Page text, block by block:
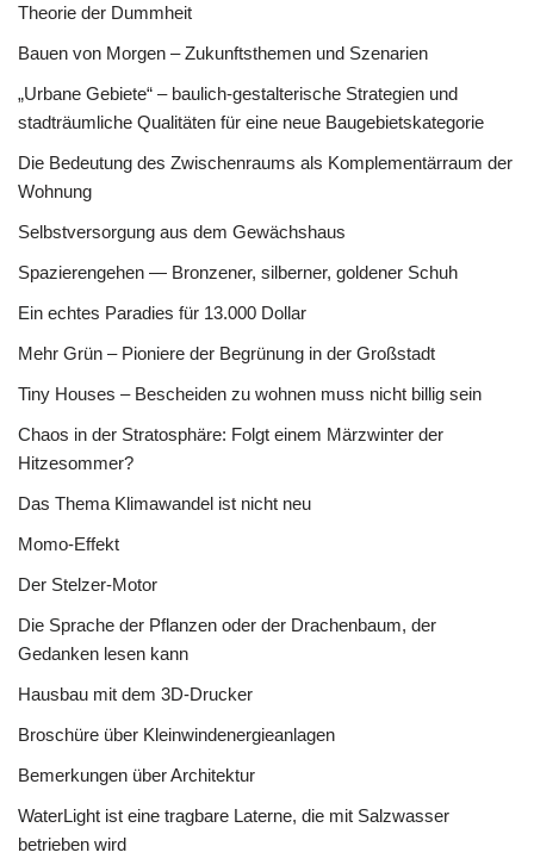
Theorie der Dummheit
Bauen von Morgen – Zukunftsthemen und Szenarien
„Urbane Gebiete“ – baulich-gestalterische Strategien und
stadträumliche Qualitäten für eine neue Baugebietskategorie
Die Bedeutung des Zwischenraums als Komplementärraum der
Wohnung
Selbstversorgung aus dem Gewächshaus
Spazierengehen — Bronzener, silberner, goldener Schuh
Ein echtes Paradies für 13.000 Dollar
Mehr Grün – Pioniere der Begrünung in der Großstadt
Tiny Houses – Bescheiden zu wohnen muss nicht billig sein
Chaos in der Stratosphäre: Folgt einem Märzwinter der
Hitzesommer?
Das Thema Klimawandel ist nicht neu
Momo-Effekt
Der Stelzer-Motor
Die Sprache der Pflanzen oder der Drachenbaum, der
Gedanken lesen kann
Hausbau mit dem 3D-Drucker
Broschüre über Kleinwindenergieanlagen
Bemerkungen über Architektur
WaterLight ist eine tragbare Laterne, die mit Salzwasser
betrieben wird